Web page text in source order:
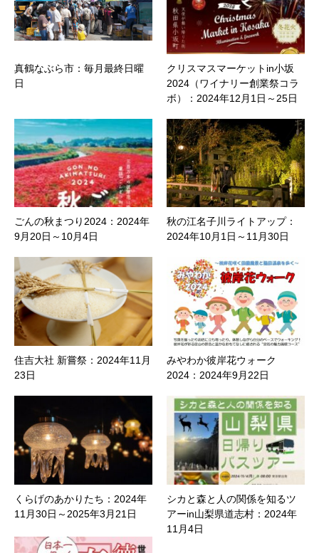
真鶴なぶら市：毎月最終日曜
日
クリスマスマーケットin小坂
2024（ワイナリー創業祭コラ
ボ）：2024年12月1日～25日
ごんの秋まつり2024：2024年
9月20日～10月4日
秋の江名子川ライトアップ：
2024年10月1日～11月30日
住吉大社 新嘗祭：2024年11月
23日
みやわか彼岸花ウォーク
2024：2024年9月22日
くらげのあかりたち：2024年
11月30日～2025年3月21日
シカと森と人の関係を知るツ
アーin山梨県道志村：2024年
11月4日